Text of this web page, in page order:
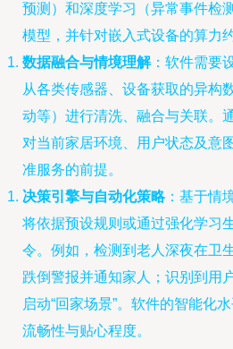
预测）和深度学习（异常事件检
模型，并针对嵌入式设备的算力
数据融合与情境理解：软件需要
从各类传感器、设备获取的异构
动等）进行清洗、融合与关联。
对当前家居环境、用户状态及意
准服务的前提。
决策引擎与自动化策略：基于情
将依据预设规则或通过强化学习
令。例如，检测到老人深夜在卫
跌倒警报并通知家人；识别到用
启动“回家场景”。软件的智能化
流畅性与贴心程度。